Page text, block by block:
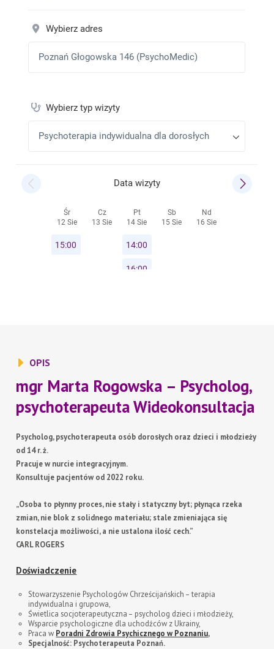
OPIS
mgr Marta Rogowska – Psycholog,
psychoterapeuta Wideokonsultacja
Psycholog, psychoterapeuta osób dorosłych oraz dzieci i młodzieży
od 14 r. ż.
Pracuje w nurcie integracyjnym.
Konsultuje pacjentów od 2022 roku.
„Osoba to płynny proces, nie stały i statyczny byt; płynąca rzeka
zmian, nie blok z solidnego materiału; stale zmieniająca się
konstelacja możliwości, a nie ustalona ilość cech.”
CARL ROGERS
Doświadczenie
Stowarzyszenie Psychologów Chrześcijańskich – terapia
indywidualna i grupowa,
Świetlica socjoterapeutyczna – psycholog dzieci i młodzieży,
Wsparcie psychologiczne dla uchodźców z Ukrainy,
Praca w Poradni Zdrowia Psychicznego w Poznaniu,
Specjalność: Psychoterapeuta Poznań.